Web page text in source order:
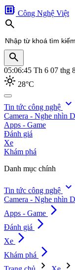
developer_board Công Nghệ Việt
search
search
05:06:48 Th 6 07 thg
light_mode 28°C
search
Tin tức công nghệ expand_more
Camera - Nghe nhìn
Apps - Game
Đánh giá
Xe
Khám phá
Danh mục chính
Tin tức công nghệ expand_more
Camera - Nghe nhìn
Apps - Game arrow_forward_ios
Đánh giá arrow_forward_ios
Xe arrow_forward_ios
Khám phá arrow_forward_ios
chevron_right chevron_right